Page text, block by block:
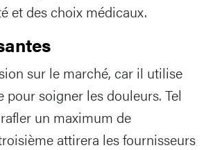
et des choix médicaux.
sur le marché, car il utilise
pour soigner les douleurs. Tel
un maximum de
attirera les fournisseurs